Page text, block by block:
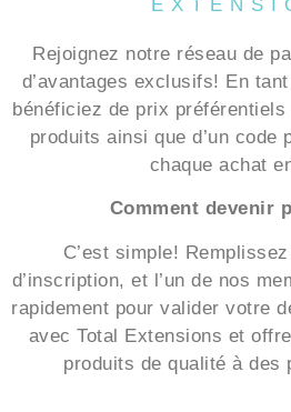
d’avantages exclusifs! En
bénéficiez de prix préférentiels
produits ainsi que d’un code
chaque achat
Comment devenir
C’est simple!
d’inscription, et l’un de nos
rapidement pour valider votre
avec Total Extensions et
produits de qualité à des